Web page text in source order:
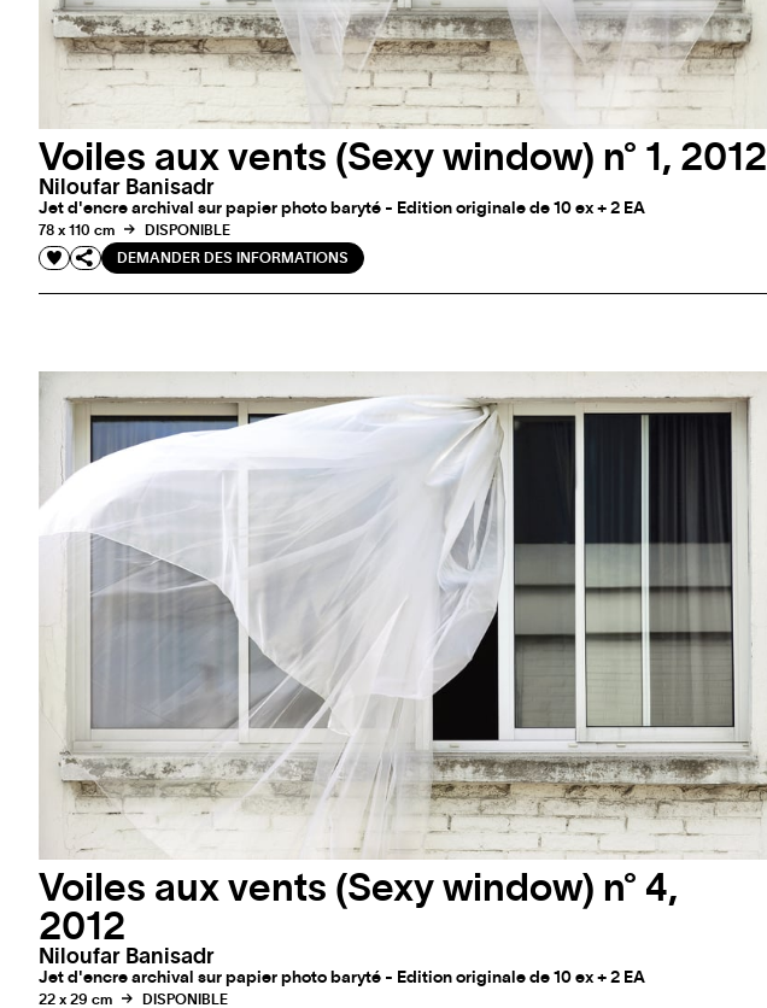
Voiles aux vents (Sexy window) n° 1, 2012
Niloufar Banisadr
Jet d'encre archival sur papier photo baryté - Edition originale de 10 ex + 2 EA
78 x 110 cm
DISPONIBLE
DEMANDER DES INFORMATIONS
Voiles aux vents (Sexy window) n° 4,
2012
Niloufar Banisadr
Jet d'encre archival sur papier photo baryté - Edition originale de 10 ex + 2 EA
22 x 29 cm
DISPONIBLE